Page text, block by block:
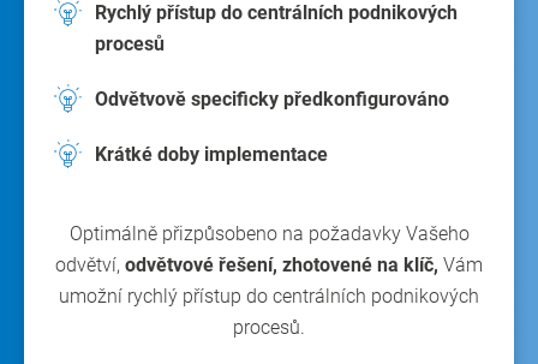
Rychlý přístup do centrálních podnikových
procesů
Odvětvově specificky předkonfigurováno
Krátké doby implementace
Optimálně přizpůsobeno na požadavky Vašeho
odvětví, odvětvové řešení, zhotovené na klíč, Vám
umožní rychlý přístup do centrálních podnikových
procesů.